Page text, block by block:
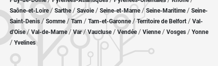
Saône-et-Loire/ Sarthe/ Savoie/ Seine-et-Marne/ Seine-Maritime/ Seine-
Saint-Denis /Somme/ Tarn / Tarn-et-Garonne/Territoire de Belfort / Val-
d'Oise/ Val-de-Marne/Var/Vaucluse/ Vendée/ Vienne/ Vosges / Yonne
/ Yvelines